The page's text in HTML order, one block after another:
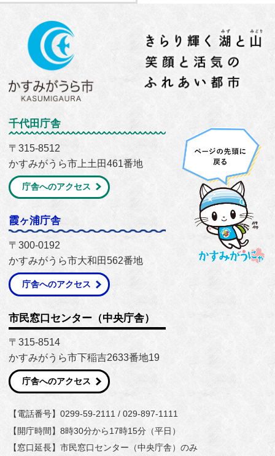
千代田庁舎
〒315-8512
かすみがうら市上土田461番地
庁舎へのアクセス
霞ヶ浦庁舎
〒300-0192
かすみがうら市大和田562番地
庁舎へのアクセス
市民窓口センター（中央庁舎）
〒315-8514
かすみがうら市下稲吉2633番地19
庁舎へのアクセス
【電話番号】0299-59-2111 / 029-897-1111
【開庁時間】8時30分から17時15分（平日）
【窓口延長】市民窓口センター（中央庁舎）のみ